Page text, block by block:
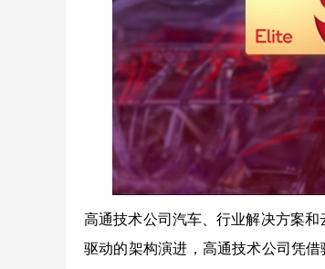
高通技术公司汽车、行业解决方案
驱动的架构演进，高通技术公司凭借